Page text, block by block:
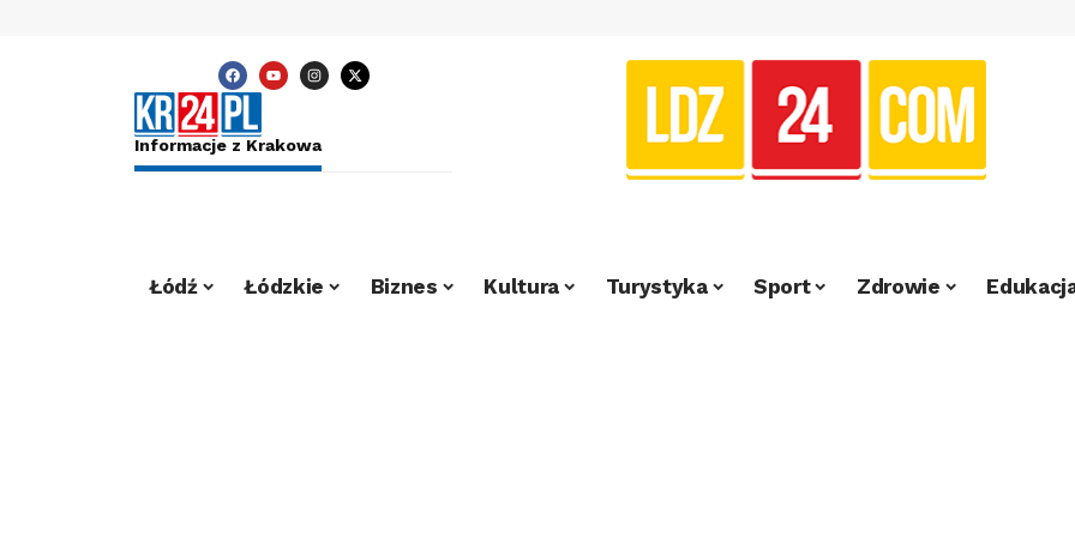
Informacje z Krakowa
Łódź Łódzkie Biznes Kultura Turystyka Sport Zdrowie